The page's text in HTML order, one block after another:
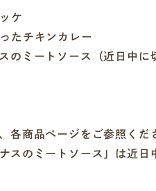
ケ
たチキンカレー
のミートソース（近日中に
各商品ページをご参照くだ
スのミートソース」は近